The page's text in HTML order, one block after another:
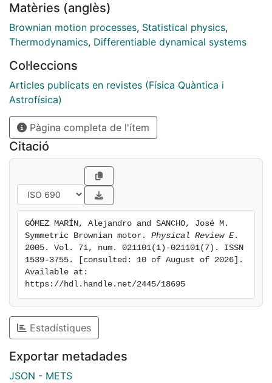
well. Generic properties of this type of motor are
discussed.
Matèries (anglès)
Brownian motion processes, Statistical physics,
Thermodynamics, Differentiable dynamical systems
Col·leccions
Articles publicats en revistes (Física Quàntica i
Astrofísica)
Pàgina completa de l'ítem
Citació
GÓMEZ MARÍN, Alejandro and SANCHO, José M.
Symmetric Brownian motor. Physical Review E.
2005. Vol. 71, num. 021101(1)-021101(7). ISSN
1539-3755. [consulted: 10 of August of 2026].
Available at:
https://hdl.handle.net/2445/18695
Estadístiques
Exportar metadades
JSON - METS